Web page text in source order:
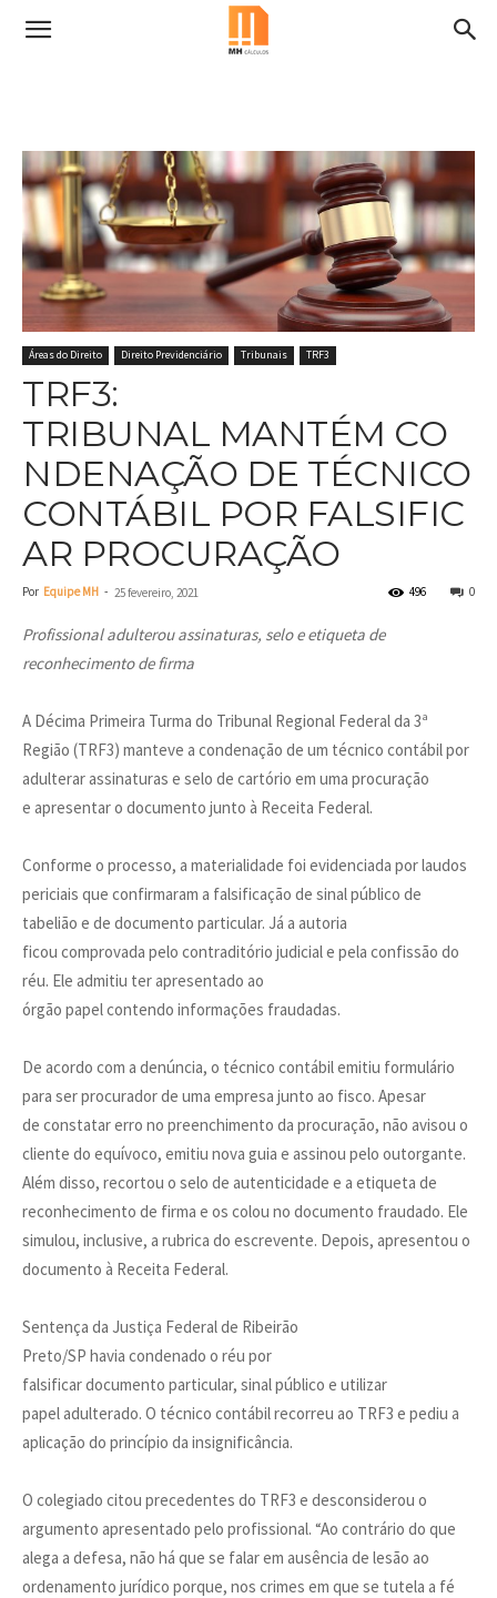
Áreas do Direito Direito Previdenciário Tribunais TRF3
TRF3:
TRIBUNAL MANTÉM CO
NDENAÇÃO DE TÉCNICO
CONTÁBIL POR FALSIFIC
AR PROCURAÇÃO
Por Equipe MH - 25 fevereiro, 2021 0
496
Profissional adulterou assinaturas, selo e etiqueta de
reconhecimento de firma
A Décima Primeira Turma do Tribunal Regional Federal da 3ª
Região (TRF3) manteve a condenação de um técnico contábil por
adulterar assinaturas e selo de cartório em uma procuração
e apresentar o documento junto à Receita Federal.
Conforme o processo, a materialidade foi evidenciada por laudos
periciais que confirmaram a falsificação de sinal público de
tabelião e de documento particular. Já a autoria
ficou comprovada pelo contraditório judicial e pela confissão do
réu. Ele admitiu ter apresentado ao
órgão papel contendo informações fraudadas.
De acordo com a denúncia, o técnico contábil emitiu formulário
para ser procurador de uma empresa junto ao fisco. Apesar
de constatar erro no preenchimento da procuração, não avisou o
cliente do equívoco, emitiu nova guia e assinou pelo outorgante.
Além disso, recortou o selo de autenticidade e a etiqueta de
reconhecimento de firma e os colou no documento fraudado. Ele
simulou, inclusive, a rubrica do escrevente. Depois, apresentou o
documento à Receita Federal.
Sentença da Justiça Federal de Ribeirão
Preto/SP havia condenado o réu por
falsificar documento particular, sinal público e utilizar
papel adulterado. O técnico contábil recorreu ao TRF3 e pediu a
aplicação do princípio da insignificância.
O colegiado citou precedentes do TRF3 e desconsiderou o
argumento apresentado pelo profissional. “Ao contrário do que
alega a defesa, não há que se falar em ausência de lesão ao
ordenamento jurídico porque, nos crimes em que se tutela a fé